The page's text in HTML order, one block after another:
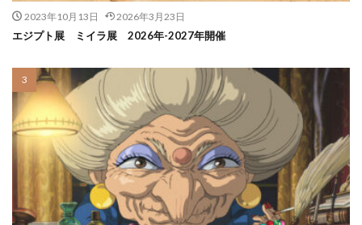
2023年10月13日 2026年3月23日
エジプト展 ミイラ展 2026年-2027年開催